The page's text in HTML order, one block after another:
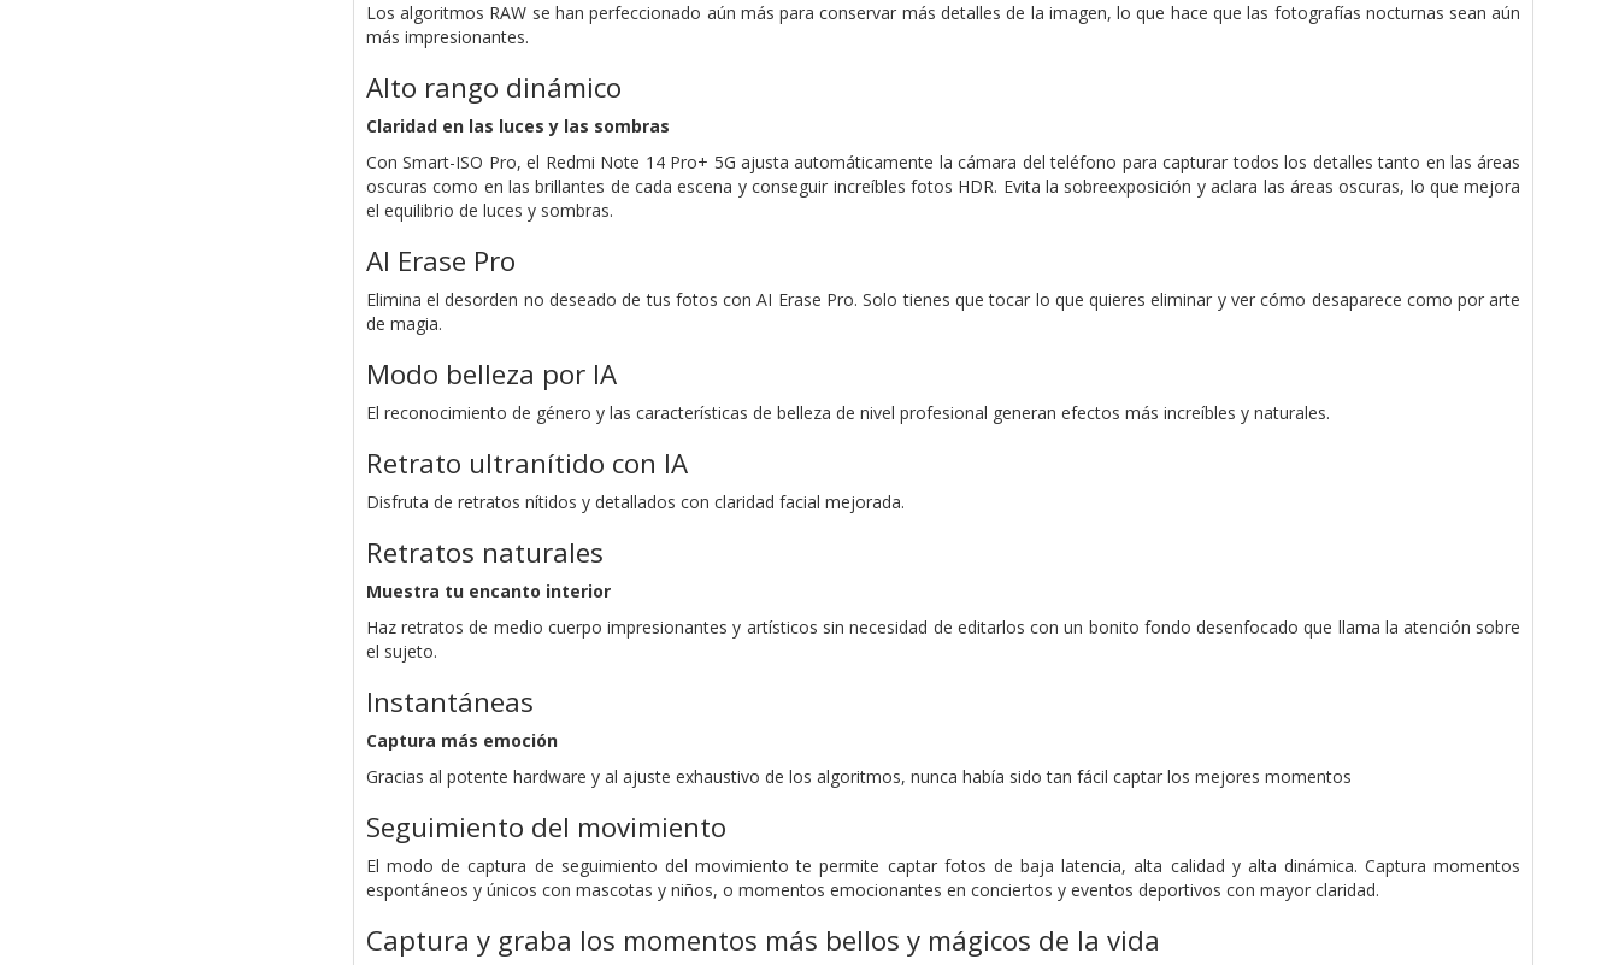
Los algoritmos RAW se han perfeccionado aún más para conservar más detalles de la imagen, lo que hace que las fotografías nocturnas sean aún
más impresionantes.
Alto rango dinámico
Claridad en las luces y las sombras
Con Smart-ISO Pro, el Redmi Note 14 Pro+ 5G ajusta automáticamente la cámara del teléfono para capturar todos los detalles tanto en las áreas
oscuras como en las brillantes de cada escena y conseguir increíbles fotos HDR. Evita la sobreexposición y aclara las áreas oscuras, lo que mejora
el equilibrio de luces y sombras.
AI Erase Pro
Elimina el desorden no deseado de tus fotos con AI Erase Pro. Solo tienes que tocar lo que quieres eliminar y ver cómo desaparece como por arte
de magia.
Modo belleza por IA
El reconocimiento de género y las características de belleza de nivel profesional generan efectos más increíbles y naturales.
Retrato ultranítido con IA
Disfruta de retratos nítidos y detallados con claridad facial mejorada.
Retratos naturales
Muestra tu encanto interior
Haz retratos de medio cuerpo impresionantes y artísticos sin necesidad de editarlos con un bonito fondo desenfocado que llama la atención sobre
el sujeto.
Instantáneas
Captura más emoción
Gracias al potente hardware y al ajuste exhaustivo de los algoritmos, nunca había sido tan fácil captar los mejores momentos
Seguimiento del movimiento
El modo de captura de seguimiento del movimiento te permite captar fotos de baja latencia, alta calidad y alta dinámica. Captura momentos
espontáneos y únicos con mascotas y niños, o momentos emocionantes en conciertos y eventos deportivos con mayor claridad.
Captura y graba los momentos más bellos y mágicos de la vida